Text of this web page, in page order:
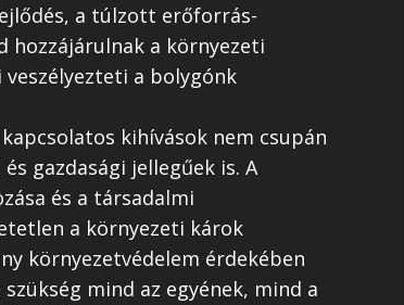
a túlzott erőforrás-
hozzájárulnak a környezeti
a bolygónk
kihívások nem csupán
gazdasági jellegűek is. A
és a társadalmi
a környezeti károk
környezetvédelem érdekében
mind az egyének, mind a